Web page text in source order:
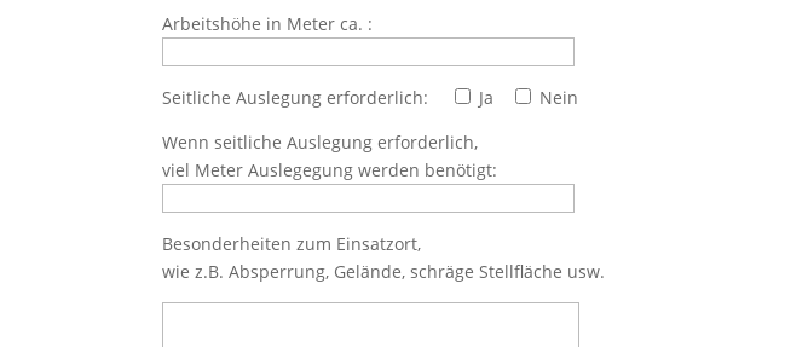
Arbeitshöhe in Meter ca. :
Seitliche Auslegung erforderlich: Ja
Nein
Wenn seitliche Auslegung erforderlich,
viel Meter Auslegegung werden benötigt:
Besonderheiten zum Einsatzort,
wie z.B. Absperrung, Gelände, schräge Stellfläche usw.